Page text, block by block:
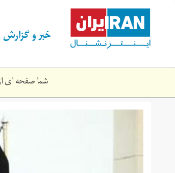
content خبر و گزارش
شما صفحه ای
mhb.jpeg